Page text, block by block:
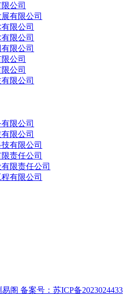
公司
有限公司
限公司
限公司
限公司
公司
公司
限公司
限公司
限公司
有限公司
责任公司
限责任公司
有限公司
阁 备案号：苏ICP备2023024433